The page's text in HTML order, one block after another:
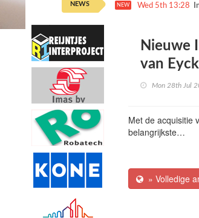
NEWS NEW Wed 5th 13:28
Nieuwe
van Eyck
Mon 28th Jul
Met de acquisitie
belangrijkste…
» Volledige